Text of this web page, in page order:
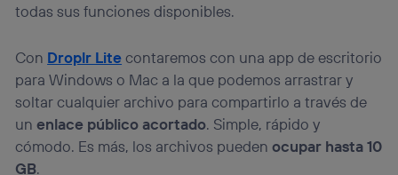
todas sus funciones disponibles.
Con Droplr Litecontaremos con una app de escritorio
para Windows o Mac a la que podemos arrastrar y
soltar cualquier archivo para compartirlo a través de
unenlace público acortado. Simple, rápido y
cómodo. Es más, los archivos puedenocupar hasta 10
GB.